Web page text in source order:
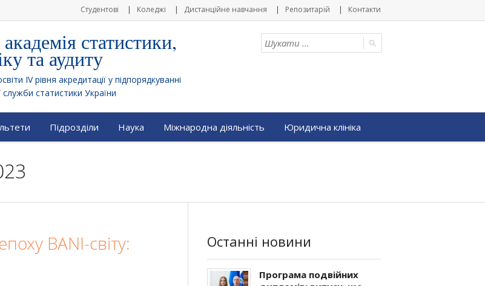
Студентові Коледжі Дистанційне навчання Репозитарій Контакти
статистики,
та аудиту
IV рівня акредитації у підпорядкуванні
статистики України
Підрозділи Наука Міжнародна діяльність Юридична клініка
BANI-світу:
Останні новини
Програма подвійних